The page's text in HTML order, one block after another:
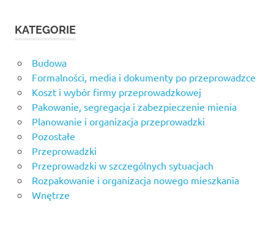
KATEGORIE
Budowa
Formalności, media i dokumenty po przeprowadzce
Koszt i wybór firmy przeprowadzkowej
Pakowanie, segregacja i zabezpieczenie mienia
Planowanie i organizacja przeprowadzki
Pozostałe
Przeprowadzki
Przeprowadzki w szczególnych sytuacjach
Rozpakowanie i organizacja nowego mieszkania
Wnętrze